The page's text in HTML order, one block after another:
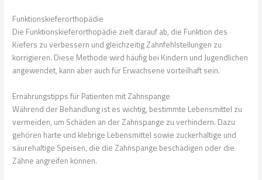
Funktionskieferorthopädie
Die Funktionskieferorthopädie zielt darauf ab, die Funktion des
Kiefers zu verbessern und gleichzeitig Zahnfehlstellungen zu
korrigieren. Diese Methode wird häufig bei Kindern und Jugendlichen
angewendet, kann aber auch für Erwachsene vorteilhaft sein.
Ernährungstipps für Patienten mit Zahnspange
Während der Behandlung ist es wichtig, bestimmte Lebensmittel zu
vermeiden, um Schäden an der Zahnspange zu verhindern. Dazu
gehören harte und klebrige Lebensmittel sowie zuckerhaltige und
säurehaltige Speisen, die die Zahnspange beschädigen oder die
Zähne angreifen können.